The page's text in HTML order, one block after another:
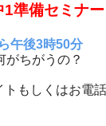
1準備セミ
午後3時50分
がちがうの？
もしくはお電